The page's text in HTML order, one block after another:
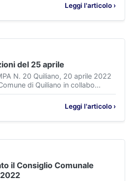
Leggi l'articolo ›
del 25 aprile
N. 20 Quiliano, 20 aprile 2022
di Quiliano in collabo...
Leggi l'articolo ›
il Consiglio Comunale